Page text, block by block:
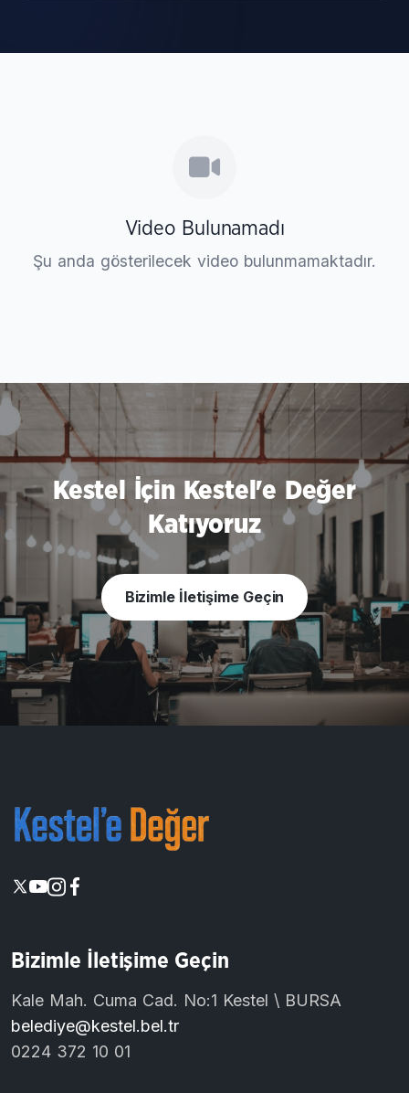
Video Bulunamadı
Şu anda gösterilecek video bulunmamaktadır.
Kestel İçin Kestel'e Değer
Katıyoruz
Bizimle İletişime Geçin
Bizimle İletişime Geçin
Kale Mah. Cuma Cad. No:1 Kestel \ BURSA
belediye@kestel.bel.tr
0224 372 10 01